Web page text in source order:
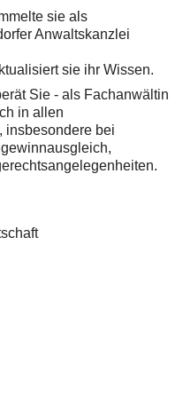
sie als
Anwaltskanzlei
sie ihr Wissen.
Sie - als Fachanwältin
in allen
insbesondere bei